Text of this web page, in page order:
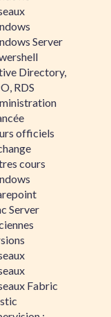
Server
Directory,
RDS
officiels
cours
Server
Fabric